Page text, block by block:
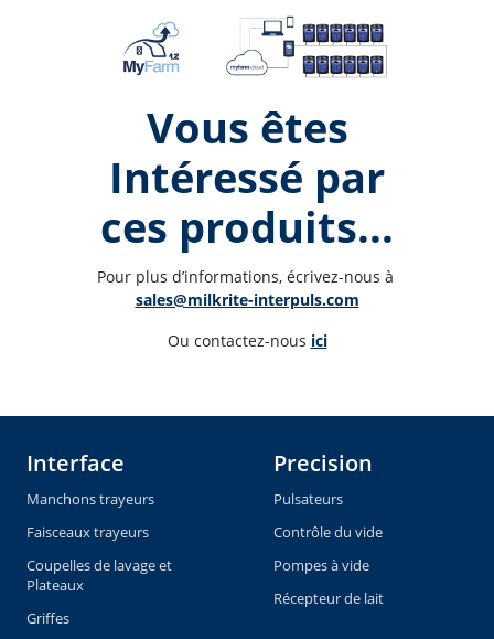
Vous êtes
Intéressé par
ces produits...
Pour plus d’informations, écrivez-nous à
sales@milkrite-interpuls.com
Ou contactez-nous ici
Interface
Manchons trayeurs
Faisceaux trayeurs
Coupelles de lavage et
Plateaux
Griffes
Precision
Pulsateurs
Contrôle du vide
Pompes à vide
Récepteur de lait